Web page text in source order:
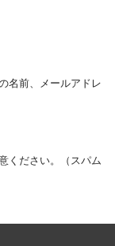
名前、メールアドレ
ください。（スパム